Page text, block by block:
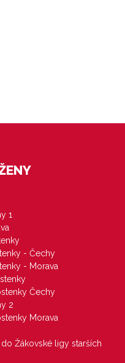
1
- Čechy
- Morava
Čechy
2
Morava
do Žákovské ligy starších